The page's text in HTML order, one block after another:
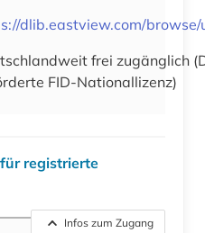
dlib.eastview.com/
frei zugänglich
FID-Nationallizenz)
registrierte
Infos zum Zugang